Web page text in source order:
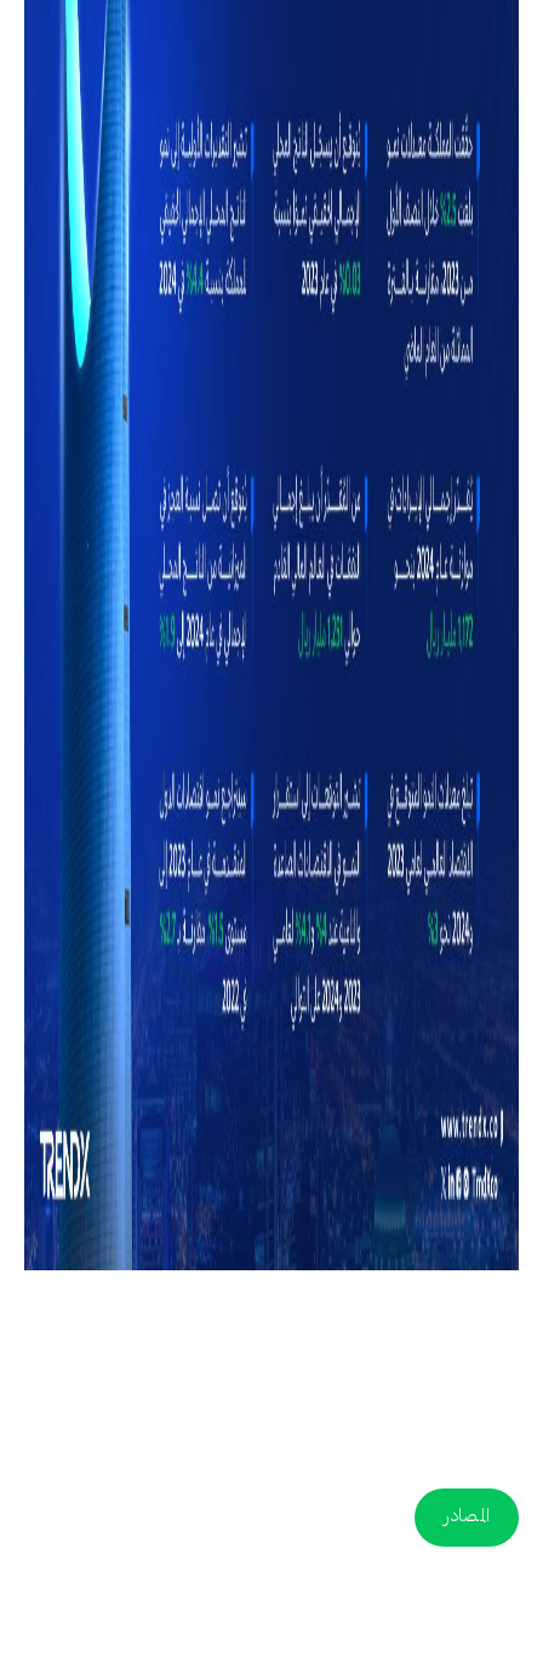
المصادر